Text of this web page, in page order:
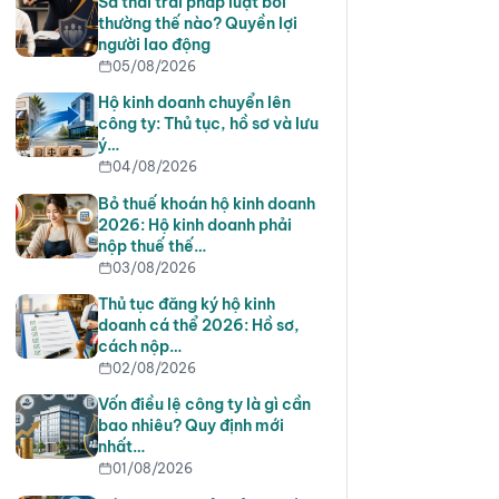
thường thế nào? Quyền lợi
người lao động
05/08/2026
Hộ kinh doanh chuyển lên
công ty: Thủ tục, hồ sơ và lưu
ý…
04/08/2026
Bỏ thuế khoán hộ kinh doanh
2026: Hộ kinh doanh phải
nộp thuế thế…
03/08/2026
Thủ tục đăng ký hộ kinh
doanh cá thể 2026: Hồ sơ,
cách nộp…
02/08/2026
Vốn điều lệ công ty là gì cần
bao nhiêu? Quy định mới
nhất…
01/08/2026